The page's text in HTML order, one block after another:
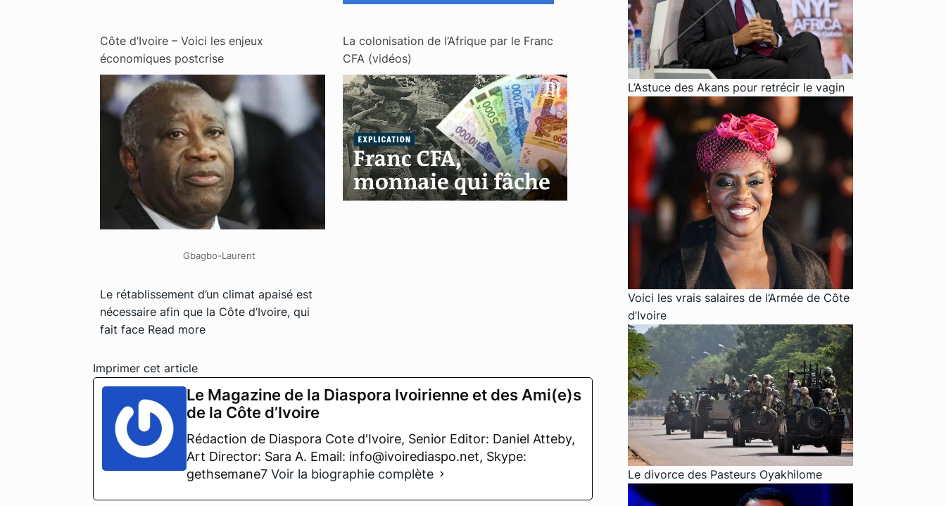
Côte d’Ivoire – Voici les enjeux
économiques postcrise
Gbagbo-Laurent
Le rétablissement d’un climat apaisé est
nécessaire afin que la Côte d’Ivoire, qui
fait face Read more
La colonisation de l’Afrique par le Franc
CFA (vidéos)
Imprimer cet article
Le Magazine de la Diaspora Ivoirienne et des Ami(e)s
de la Côte d’Ivoire
Rédaction de Diaspora Cote d'Ivoire, Senior Editor: Daniel Atteby,
Art Director: Sara A. Email: info@ivoirediaspo.net, Skype:
gethsemane7 Voir la biographie complète
L’Astuce des Akans pour retrécir le vagin
Voici les vrais salaires de l’Armée de Côte
d’Ivoire
Le divorce des Pasteurs Oyakhilome